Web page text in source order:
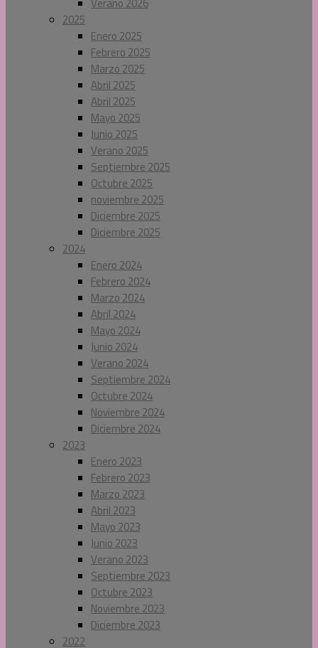
2025
Enero 2025
Febrero 2025
Marzo 2025
Abril 2025
Abril 2025
Mayo 2025
Junio 2025
Verano 2025
Septiembre 2025
Octubre 2025
noviembre 2025
Diciembre 2025
Diciembre 2025
2024
Enero 2024
Febrero 2024
Marzo 2024
Abril 2024
Mayo 2024
Junio 2024
Verano 2024
Septiembre 2024
Octubre 2024
Noviembre 2024
Diciembre 2024
2023
Enero 2023
Febrero 2023
Marzo 2023
Abril 2023
Mayo 2023
Junio 2023
Verano 2023
Septiembre 2023
Octubre 2023
Noviembre 2023
Diciembre 2023
2022